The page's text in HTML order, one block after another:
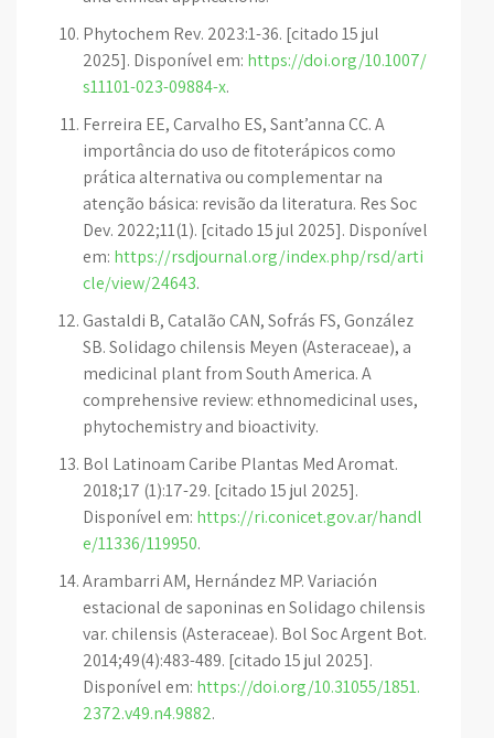
Phytochem Rev. 2023:1-36. [citado 15 jul
2025]. Disponível em: https://doi.org/10.1007/
s11101-023-09884-x.
Ferreira EE, Carvalho ES, Sant’anna CC. A
importância do uso de fitoterápicos como
prática alternativa ou complementar na
atenção básica: revisão da literatura. Res Soc
Dev. 2022;11(1). [citado 15 jul 2025]. Disponível
em: https://rsdjournal.org/index.php/rsd/arti
cle/view/24643.
Gastaldi B, Catalão CAN, Sofrás FS, González
SB. Solidago chilensis Meyen (Asteraceae), a
medicinal plant from South America. A
comprehensive review: ethnomedicinal uses,
phytochemistry and bioactivity.
Bol Latinoam Caribe Plantas Med Aromat.
2018;17 (1):17-29. [citado 15 jul 2025].
Disponível em: https://ri.conicet.gov.ar/handl
e/11336/119950.
Arambarri AM, Hernández MP. Variación
estacional de saponinas en Solidago chilensis
var. chilensis (Asteraceae). Bol Soc Argent Bot.
2014;49(4):483-489. [citado 15 jul 2025].
Disponível em: https://doi.org/10.31055/1851.
2372.v49.n4.9882.